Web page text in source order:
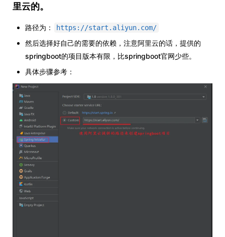
里云的。
路径为： https://start.aliyun.com/
然后选择好自己的需要的依赖，注意阿里云的话，提供的
springboot的项目版本有限，比springboot官网少些。
具体步骤参考：